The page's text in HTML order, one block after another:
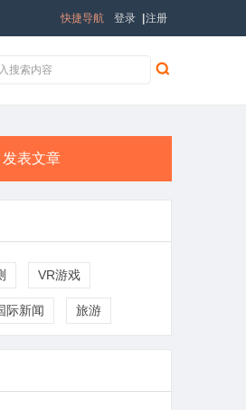
登录 注册
快捷导航
发表文章
VR游戏
际新闻 旅游